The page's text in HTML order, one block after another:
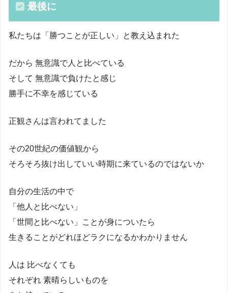
最後に
私たちは「勝つことが正しい」と教え込まれた
だから 無意識で人と比べている
そして 無意識で負けたと感じ
勝手に不幸を感じている
正観さんは言われてました
その20世紀の価値観から
そろそろ抜け出していい時期に来ているのではないか
自分の生活の中で
「他人と比べない」
「世間と比べない」ことが身についたら
生きることがどれほどラクになるかわかりません
人は 比べなくても
それぞれ 素晴らしいものを